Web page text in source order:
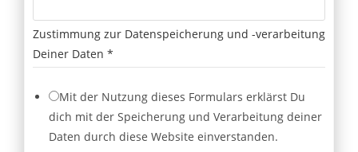
t
e
n
e
Zustimmung zur Datenspeicherung und -verarbeitung
Deiner Daten *
Mit der Nutzung dieses Formulars erklärst Du
dich mit der Speicherung und Verarbeitung deiner
Daten durch diese Website einverstanden.